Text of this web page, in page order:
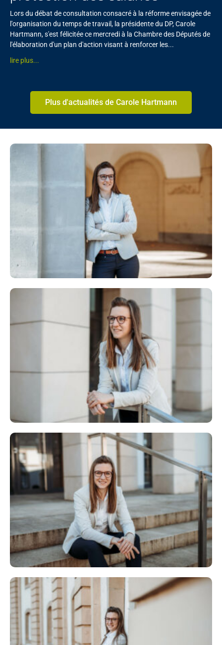
Lors du débat de consultation consacré à la réforme envisagée de
l'organisation du temps de travail, la présidente du DP, Carole
Hartmann, s'est félicitée ce mercredi à la Chambre des Députés de
l'élaboration d'un plan d'action visant à renforcer les...
lire plus...
Plus d'actualités de Carole Hartmann